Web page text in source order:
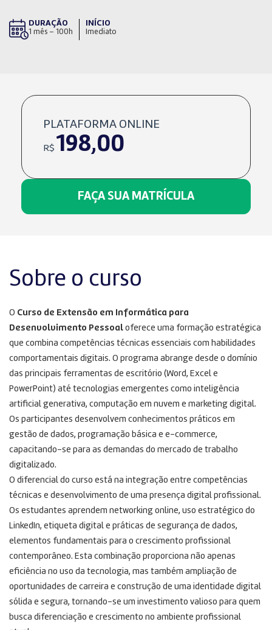
DURAÇÃO
1 mês – 100h
INÍCIO
Imediato
Sobre o curso
O Curso de Extensão em Informática para
Desenvolvimento Pessoal oferece uma formação estratégica
que combina competências técnicas essenciais com habilidades
comportamentais digitais. O programa abrange desde o domínio
das principais ferramentas de escritório (Word, Excel e
PowerPoint) até tecnologias emergentes como inteligência
artificial generativa, computação em nuvem e marketing digital.
Os participantes desenvolvem conhecimentos práticos em
gestão de dados, programação básica e e-commerce,
capacitando-se para as demandas do mercado de trabalho
digitalizado.
O diferencial do curso está na integração entre competências
técnicas e desenvolvimento de uma presença digital profissional.
Os estudantes aprendem networking online, uso estratégico do
LinkedIn, etiqueta digital e práticas de segurança de dados,
elementos fundamentais para o crescimento profissional
contemporâneo. Esta combinação proporciona não apenas
eficiência no uso da tecnologia, mas também ampliação de
oportunidades de carreira e construção de uma identidade digital
sólida e segura, tornando-se um investimento valioso para quem
busca diferenciação e crescimento no ambiente profissional
PLATAFORMA ONLINE
R$ 198,00
FAÇA SUA MATRÍCULA